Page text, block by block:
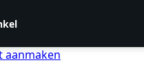
aanmaken